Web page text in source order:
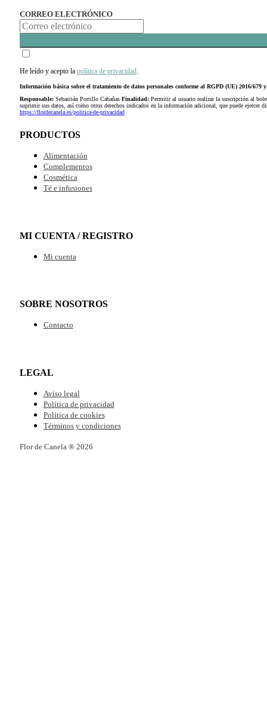
CORREO ELECTRÓNICO
He leído y acepto la política de privacidad.
Información básica sobre el tratamiento de datos personales conforme al RGPD (UE) 2016/679
Responsable:Sebastián Portillo Cabañas Finalidad:Permitir al usuario realizar la suscripción al
suprimir sus datos, así como otros derechos indicados en la información adicional, que puede
https://flordecanela.es/politica-de-privacidad
PRODUCTOS
Alimentación
Complementos
Cosmética
Té e infusiones
MI CUENTA / REGISTRO
Mi cuenta
SOBRE NOSOTROS
Contacto
LEGAL
Aviso legal
Política de privacidad
Política de cookies
Términos y condiciones
Flor de Canela ® 2026